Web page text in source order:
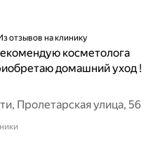
отзывов на клинику
косметолога
домашний уход !
Пролетарская улица, 56